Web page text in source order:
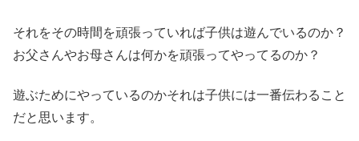
それをその時間を頑張っていれば子供は遊んでいるのか？
お父さんやお母さんは何かを頑張ってやってるのか？
遊ぶためにやっているのかそれは子供には一番伝わること
だと思います。